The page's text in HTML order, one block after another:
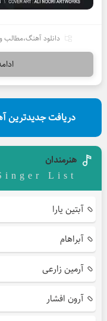
دانلود آهنگ،مطالب
دریافت جدیدترین
هنرمندان
List
آبتین یارا
آبراهام
آرمین زارعی
آرون افشار